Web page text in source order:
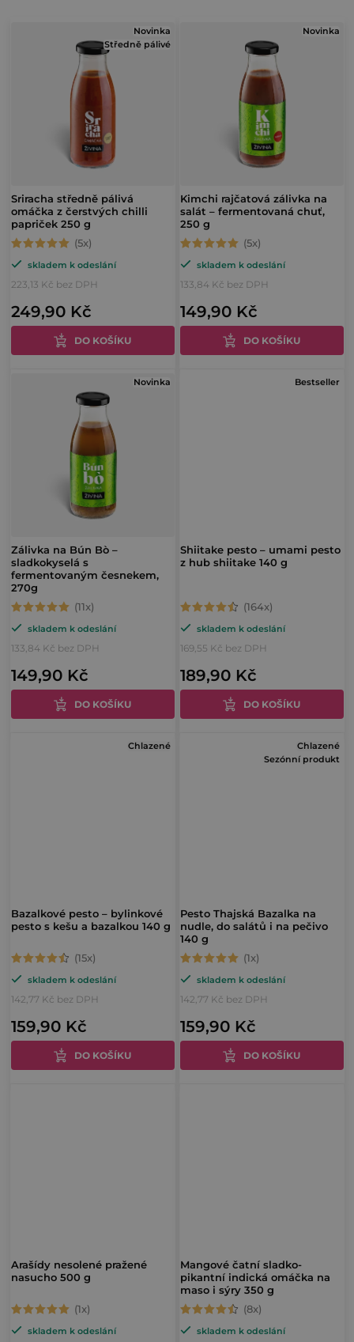
n
í
p
r
o
u
ů
o
d
u
k
ů
Novinka
Středně pálivé
Sriracha středně pálivá
omáčka z čerstvých chilli
papriček 250 g
Průměrné
hodnocení
produktu
je
5,0
z
hvězdiček.
skladem k odeslání
223,13 Kč bez DPH
249,90 Kč
DO KOŠÍKU
Novinka
Kimchi rajčatová zálivka na
salát – fermentovaná chuť,
250 g
Průměrné
hodnocení
produktu
je
5,0
z
skladem k odeslání
133,84 Kč bez DPH
149,90 Kč
DO KOŠÍKU
Novinka
Zálivka na Bún Bò –
sladkokyselá s
fermentovaným česnekem,
270g
Průměrné
hodnocení
produktu
je
5,0
z
skladem k odeslání
133,84 Kč bez DPH
149,90 Kč
DO KOŠÍKU
Bestseller
Shiitake pesto – umami pesto
z hub shiitake 140 g
Průměrné
hodnocení
produktu
je
4,8
z
skladem k odeslání
169,55 Kč bez DPH
189,90 Kč
DO KOŠÍKU
Chlazené
Bazalkové pesto – bylinkové
pesto s kešu a bazalkou 140 g
Průměrné
hodnocení
produktu
je
4,6
z
skladem k odeslání
142,77 Kč bez DPH
159,90 Kč
DO KOŠÍKU
Chlazené
Sezónní produkt
Pesto Thajská Bazalka na
nudle, do salátů i na pečivo
140 g
Průměrné
hodnocení
produktu
je
5,0
z
skladem k odeslání
142,77 Kč bez DPH
159,90 Kč
DO KOŠÍKU
Arašídy nesolené pražené
nasucho 500 g
Průměrné
hodnocení
skladem k odeslání
Mangové čatní sladko-
pikantní indická omáčka na
maso i sýry 350 g
Průměrné
hodnocení
skladem k odeslání